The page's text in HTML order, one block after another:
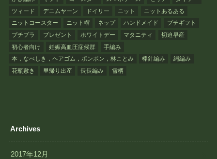
ツィード
デニムヤーン ドイリー ニット
ニットあるある
ニットコースター
ニット帽 ネップ ハンドメイド
プチギフト
プチプラ
プレゼント ホワイトデー マタニティ
切迫早産
初心者向け
妊娠高血圧症候群
手編み
本，なべしき，ヘアゴム，ポンポン，林ことみ
棒針編み
縄編み
花瓶敷き
里帰り出産 長長編み 雪柄
Archives
2017年12月